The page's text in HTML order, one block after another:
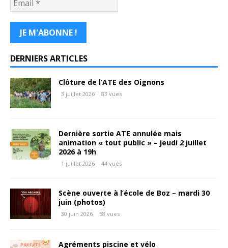
DERNIERS ARTICLES
Clôture de l’ATE des Oignons
3 juillet 2026 83 vues
Dernière sortie ATE annulée mais
animation « tout public » – jeudi 2 juillet
2026 à 19h
1 juillet 2026 44 vues
Scène ouverte à l’école de Boz – mardi 30
juin (photos)
30 juin 2026 58 vues
Agréments piscine et vélo